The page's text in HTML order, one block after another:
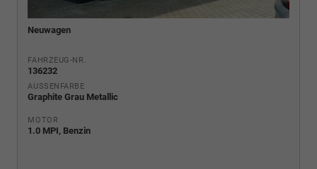
Neuwagen
FAHRZEUG-NR.
136232
AUSSENFARBE
Graphite Grau Metallic
MOTOR
1.0 MPI, Benzin